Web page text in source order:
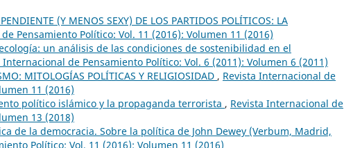
(Y MENOS SEXY) DE LOS PARTIDOS POLÍTICOS: LA
Pensamiento Político: Vol. 11 (2016): Volumen 11 (2016)
un análisis de las condiciones de sostenibilidad en el
Internacional de Pensamiento Político: Vol. 6 (2011): Volumen 6 (2011)
MITOLOGÍAS POLÍTICAS Y RELIGIOSIDAD , Revista Internacional de
11 (2016)
político islámico y la propaganda terrorista , Revista Internacional de
13 (2018)
de la democracia. Sobre la política de John Dewey (Verbum, Madrid,
Político: Vol. 11 (2016): Volumen 11 (2016)